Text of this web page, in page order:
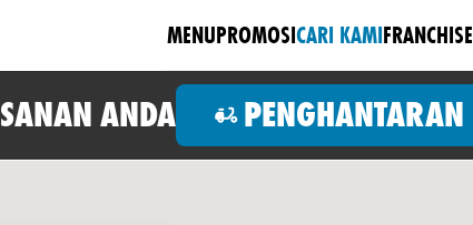
MENUPROMOSICARI KAMIFRANCHISE
ANDA PENGHANTARAN